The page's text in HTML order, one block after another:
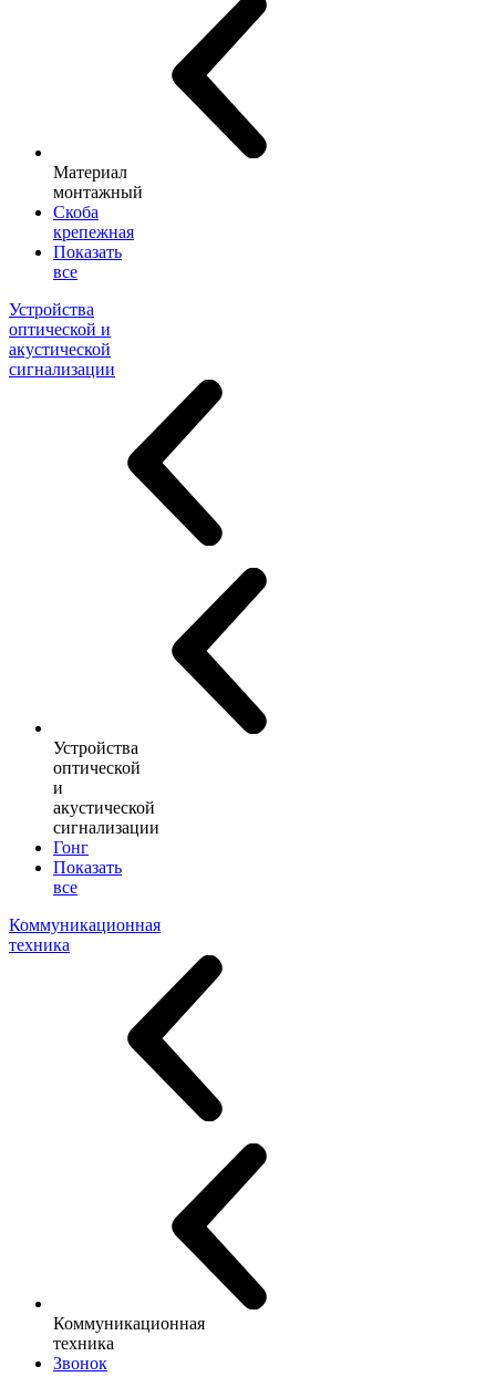
Материал
монтажный
Скоба
крепежная
Показать
все
Устройства
оптической и
акустической
сигнализации
Устройства
оптической
и
акустической
сигнализации
Гонг
Показать
все
Коммуникационная
техника
Коммуникационная
техника
Звонок